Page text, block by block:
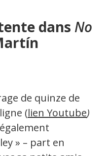
dans No
de quinze de
(lien Youtube)
» – part en